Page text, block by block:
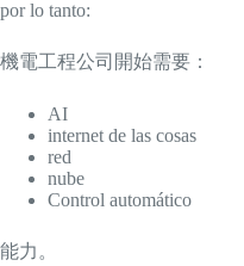
por lo tanto:
機電工程公司開始需要：
AI
internet de las cosas
red
nube
Control automático
能力。